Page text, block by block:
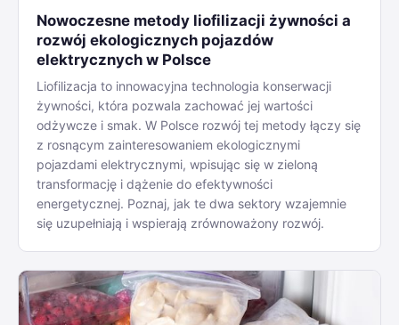
Nowoczesne metody liofilizacji żywności a
rozwój ekologicznych pojazdów
elektrycznych w Polsce
Liofilizacja to innowacyjna technologia konserwacji
żywności, która pozwala zachować jej wartości
odżywcze i smak. W Polsce rozwój tej metody łączy się
z rosnącym zainteresowaniem ekologicznymi
pojazdami elektrycznymi, wpisując się w zieloną
transformację i dążenie do efektywności
energetycznej. Poznaj, jak te dwa sektory wzajemnie
się uzupełniają i wspierają zrównoważony rozwój.